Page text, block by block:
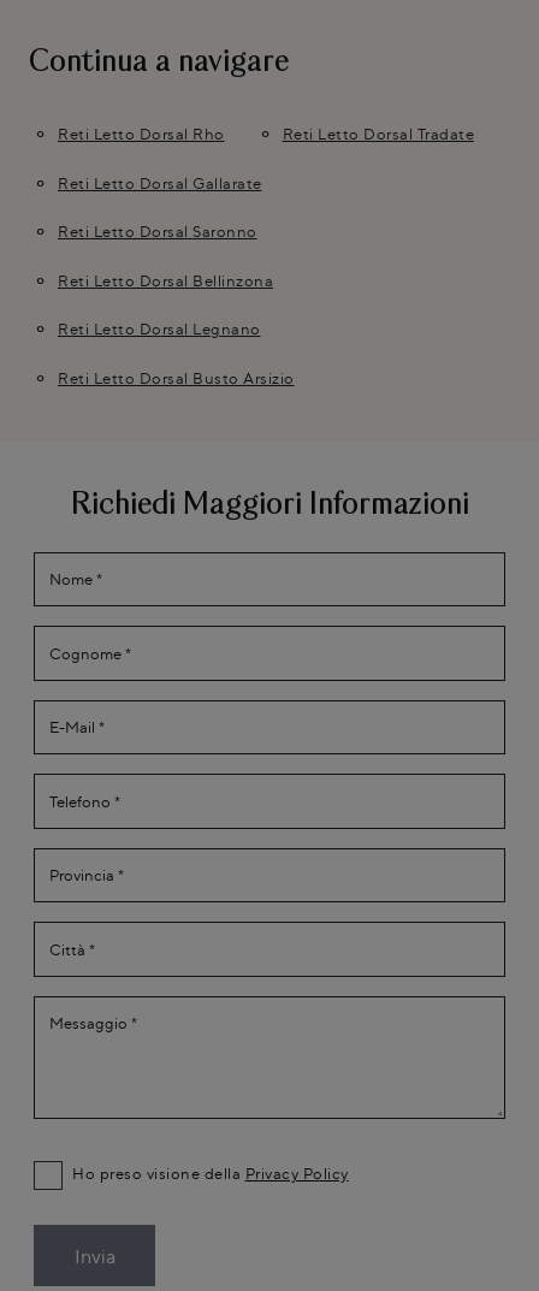
Continua a navigare
Reti Letto Dorsal Rho Reti Letto Dorsal Tradate
Reti Letto Dorsal Gallarate
Reti Letto Dorsal Saronno
Reti Letto Dorsal Bellinzona
Reti Letto Dorsal Legnano
Reti Letto Dorsal Busto Arsizio
Richiedi Maggiori Informazioni
Ho preso visione della Privacy Policy
Invia